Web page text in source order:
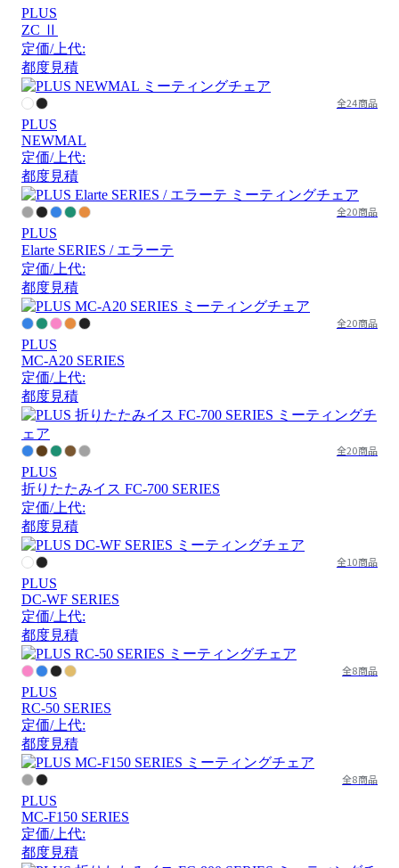
PLUS
ZC Ⅱ
定価/上代:
都度見積
全24商品
PLUS
NEWMAL
定価/上代:
都度見積
全20商品
PLUS
Elarte SERIES / エラーテ
定価/上代:
都度見積
全20商品
PLUS
MC-A20 SERIES
定価/上代:
都度見積
全20商品
PLUS
折りたたみイス FC-700 SERIES
定価/上代:
都度見積
全10商品
PLUS
DC-WF SERIES
定価/上代:
都度見積
全8商品
PLUS
RC-50 SERIES
定価/上代:
都度見積
全8商品
PLUS
MC-F150 SERIES
定価/上代:
都度見積